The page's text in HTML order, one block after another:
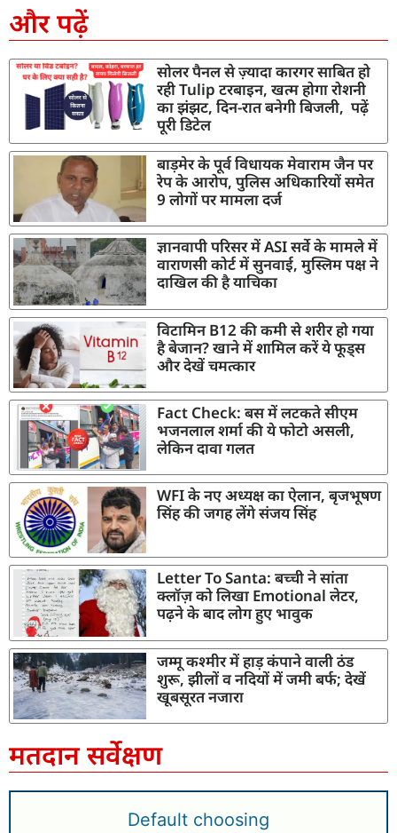
और पढ़ें
सोलर पैनल से ज़्यादा कारगर साबित हो
रही Tulip टरबाइन, खत्म होगा रोशनी
का झंझट, दिन-रात बनेगी बिजली, पढ़ें
पूरी डिटेल
बाड़मेर के पूर्व विधायक मेवाराम जैन पर
रेप के आरोप, पुलिस अधिकारियों समेत
9 लोगों पर मामला दर्ज
ज्ञानवापी परिसर में ASI सर्वे के मामले में
वाराणसी कोर्ट में सुनवाई, मुस्लिम पक्ष ने
दाखिल की है याचिका
विटामिन B12 की कमी से शरीर हो गया
है बेजान? खाने में शामिल करें ये फूड्स
और देखें चमत्कार
Fact Check: बस में लटकते सीएम
भजनलाल शर्मा की ये फोटो असली,
लेकिन दावा गलत
WFI के नए अध्यक्ष का ऐलान, बृजभूषण
सिंह की जगह लेंगे संजय सिंह
Letter To Santa: बच्ची ने सांता
क्लॉज़ को लिखा Emotional लेटर,
पढ़ने के बाद लोग हुए भावुक
जम्मू कश्मीर में हाड़ कंपाने वाली ठंड
शुरू, झीलों व नदियों में जमी बर्फ; देखें
खूबसूरत नजारा
मतदान सर्वेक्षण
Default choosing